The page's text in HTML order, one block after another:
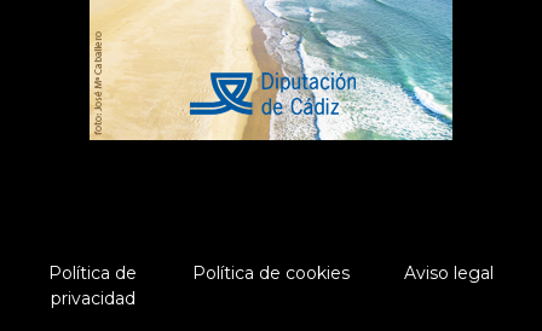
Política de
privacidad
Política de cookies Aviso legal